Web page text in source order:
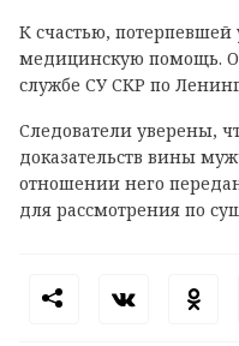
К счастью, потерпевшей
медицинскую помощь.
службе СУ СКР по
Следователи уверены,
доказательств вины
отношении него
для рассмотрения по